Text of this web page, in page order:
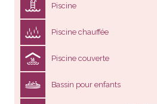
Piscine
Piscine chauffée
Piscine couverte
Bassin pour enfants